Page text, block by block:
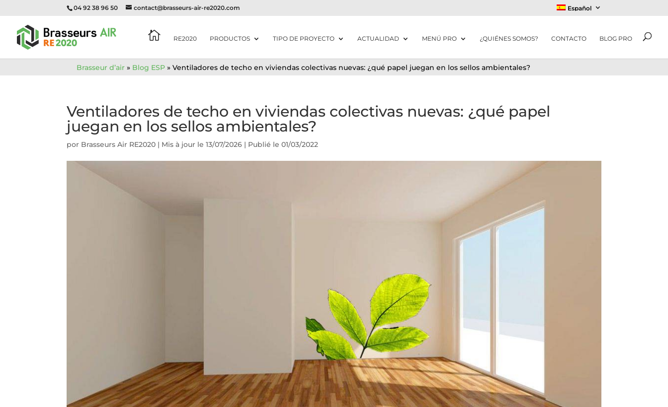
Brasseur d’air » Blog ESP »Ventiladores de techo en viviendas colectivas nuevas: ¿qué papel juegan en los sellos ambientales?
04 92 38 96 50 contact@brasseurs-air-re2020.com Español
 RE2020 PRODUCTOS TIPO DE PROYECTO ACTUALIDAD MENÚ PRO ¿QUIÉNES SOMOS? CONTACTO BLOG PRO
Ventiladores de techo en viviendas colectivas nuevas: ¿qué papel
juegan en los sellos ambientales?
por Brasseurs Air RE2020 | Mis à jour le 13/07/2026 | Publié le 01/03/2022